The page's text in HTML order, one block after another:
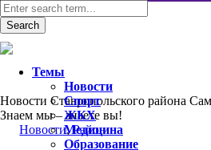
Новости Ставропольского района
Знаем мы – знаете вы!
Новости,Район
Темы
Новости
Спорт
ЖКХ
Медицина
Образование